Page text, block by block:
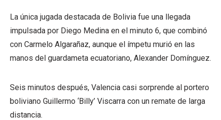
La única jugada destacada de Bolivia fue una llegada
impulsada por Diego Medina en el minuto 6, que combinó
con Carmelo Algarañaz, aunque el ímpetu murió en las
manos del guardameta ecuatoriano, Alexander Domínguez.
Seis minutos después, Valencia casi sorprende al portero
boliviano Guillermo ‘Billy’ Viscarra con un remate de larga
distancia.